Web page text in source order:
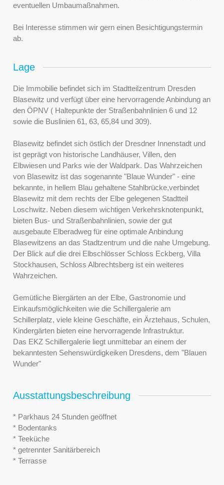
eventuellen Umbaumaßnahmen.
Bei Interesse stimmen wir gern einen Besichtigungstermin
ab.
Lage
Die Immobilie befindet sich im Stadtteilzentrum Dresden
Blasewitz und verfügt über eine hervorragende Anbindung an
den ÖPNV ( Haltepunkte der Straßenbahnlinien 6 und 12
sowie die Buslinien 61, 63, 65,84 und 309).
Blasewitz befindet sich östlich der Dresdner Innenstadt und
ist geprägt von historische Landhäuser, Villen, den
Elbwiesen und Parks wie der Waldpark. Das Wahrzeichen
von Blasewitz ist das sogenannte "Blaue Wunder" - eine
bekannte, in hellem Blau gehaltene Stahlbrücke,verbindet
Blasewitz mit dem rechts der Elbe gelegenen Stadtteil
Loschwitz. Neben diesem wichtigen Verkehrsknotenpunkt,
bieten Bus- und Straßenbahnlinien, sowie der gut
ausgebaute Elberadweg für eine optimale Anbindung
Blasewitzens an das Stadtzentrum und die nahe Umgebung.
Der Blick auf die drei Elbschlösser Schloss Eckberg, Villa
Stockhausen, Schloss Albrechtsberg ist ein weiteres
Wahrzeichen.
Gemütliche Biergärten an der Elbe, Gastronomie und
Einkaufsmöglichkeiten wie die Schillergalerie am
Schillerplatz, viele kleine Geschäfte, ein Ärztehaus, Schulen,
Kindergärten bieten eine hervorragende Infrastruktur.
Das EKZ Schillergalerie liegt unmittebar an einem der
bekanntesten Sehenswürdigkeiken Dresdens, dem "Blauen
Wunder"
Ausstattungsbeschreibung
* Parkhaus 24 Stunden geöffnet
* Bodentanks
* Teeküche
* getrennter Sanitärbereich
* Terrasse